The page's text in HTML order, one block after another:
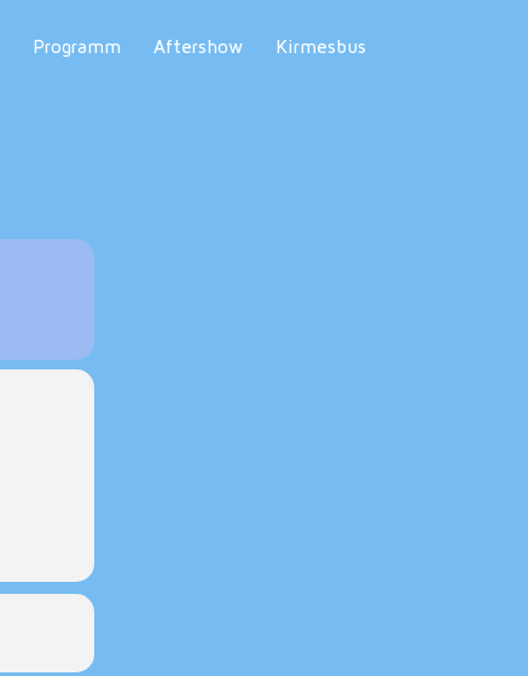
Programm Aftershow Kirmesbus